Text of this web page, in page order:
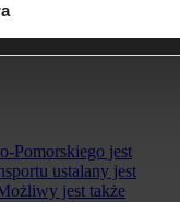
Pomorskiego jest
ustalany jest
jest także